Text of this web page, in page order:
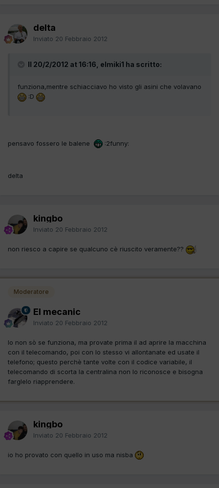
delta
Inviato 20 Febbraio 2012
Il 20/2/2012 at 16:16, elmiki1 ha scritto:
funziona,mentre schiacciavo ho visto gli asini che volavano
:D
pensavo fossero le balene :2funny:
delta
kingbo
Inviato 20 Febbraio 2012
non riesco a capire se qualcuno cè riuscito veramente??
Moderatore
El mecanic
Inviato 20 Febbraio 2012
Io non sò se funziona, ma provate prima il ad aprire la macchina
con il telecomando, poi con lo stesso vi allontanate ed usate il
telefono; questo perchè tante volte con il codice variabile, il
telecomando di scorta la centralina non lo riconosce e bisogna
farglelo riapprendere.
kingbo
Inviato 20 Febbraio 2012
io ho provato con quello in uso ma nisba